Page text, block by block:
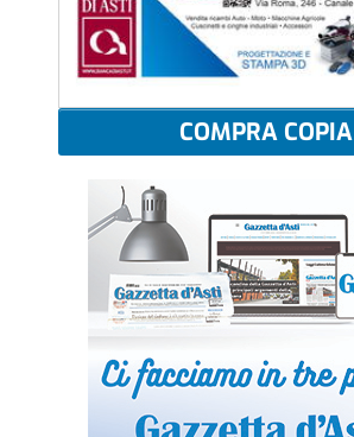
COMPRA COPIA